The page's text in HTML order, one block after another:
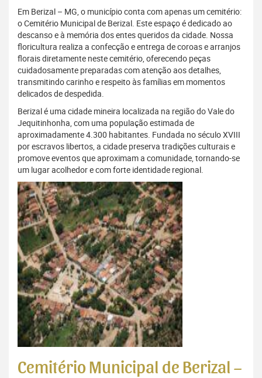
Em Berizal – MG, o município conta com apenas um cemitério:
o Cemitério Municipal de Berizal. Este espaço é dedicado ao
descanso e à memória dos entes queridos da cidade. Nossa
floricultura realiza a confecção e entrega de coroas e arranjos
florais diretamente neste cemitério, oferecendo peças
cuidadosamente preparadas com atenção aos detalhes,
transmitindo carinho e respeito às famílias em momentos
delicados de despedida.
Berizal é uma cidade mineira localizada na região do Vale do
Jequitinhonha, com uma população estimada de
aproximadamente 4.300 habitantes. Fundada no século XVIII
por escravos libertos, a cidade preserva tradições culturais e
promove eventos que aproximam a comunidade, tornando-se
um lugar acolhedor e com forte identidade regional.
Cemitério Municipal de Berizal –